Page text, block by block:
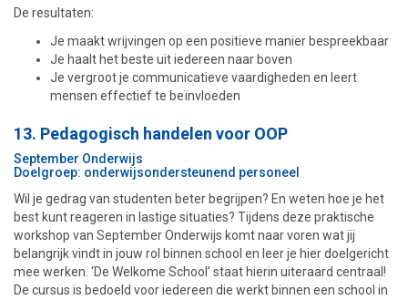
De resultaten:
Je maakt wrijvingen op een positieve manier bespreekbaar
Je haalt het beste uit iedereen naar boven
Je vergroot je communicatieve vaardigheden en leert
mensen effectief te beïnvloeden
13. Pedagogisch handelen voor OOP
September Onderwijs
Doelgroep: onderwijsondersteunend personeel
Wil je gedrag van studenten beter begrijpen? En weten hoe je het
best kunt reageren in lastige situaties? Tijdens deze praktische
workshop van September Onderwijs komt naar voren wat jij
belangrijk vindt in jouw rol binnen school en leer je hier doelgericht
mee werken. ‘De Welkome School’ staat hierin uiteraard centraal!
De cursus is bedoeld voor iedereen die werkt binnen een school in